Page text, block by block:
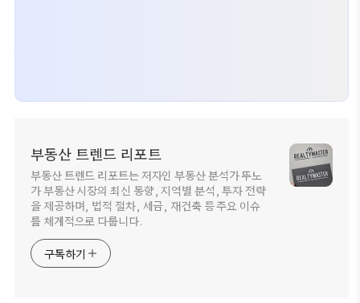
부동산 트렌드 리포트
부동산 트렌드 리포트는 저자인 부동산 분석가 뚜노
가 부동산 시장의 최신 동향, 지역별 분석, 투자 전략
을 제공하며, 법적 절차, 세금, 재건축 등 주요 이슈
를 체계적으로 다룹니다.
구독하기